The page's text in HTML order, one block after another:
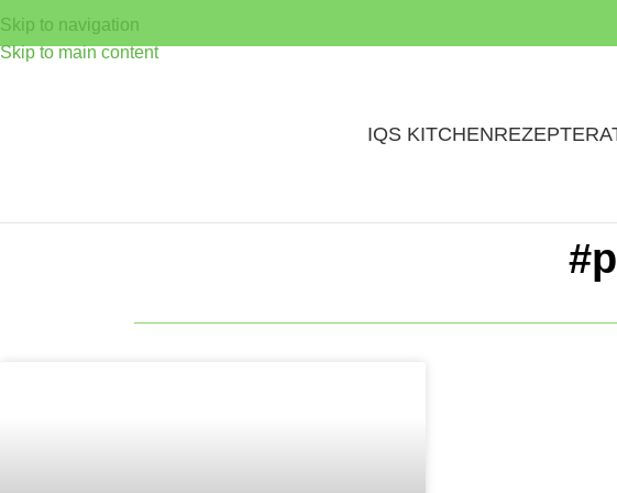
Skip to navigation
Skip to main content
IQS KITCHENREZEPTE